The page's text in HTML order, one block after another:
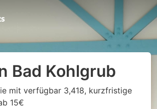
Bad Kohlgrub
mit verfügbar 3,418, kurzfristige
15€